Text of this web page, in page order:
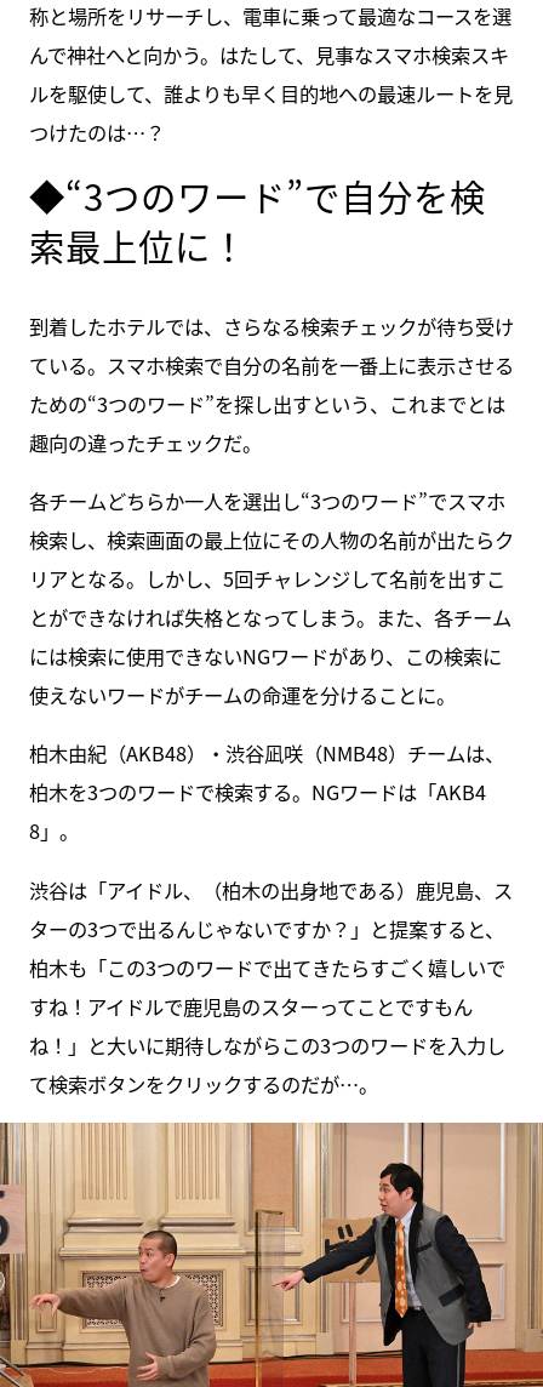
称と場所をリサーチし、電車に乗って最適なコースを選
んで神社へと向かう。はたして、見事なスマホ検索スキ
ルを駆使して、誰よりも早く目的地への最速ルートを見
つけたのは…？
◆“3つのワード”で自分を検
索最上位に！
到着したホテルでは、さらなる検索チェックが待ち受け
ている。スマホ検索で自分の名前を一番上に表示させる
ための“3つのワード”を探し出すという、これまでとは
趣向の違ったチェックだ。
各チームどちらか一人を選出し“3つのワード”でスマホ
検索し、検索画面の最上位にその人物の名前が出たらク
リアとなる。しかし、5回チャレンジして名前を出すこ
とができなければ失格となってしまう。また、各チーム
には検索に使用できないNGワードがあり、この検索に
使えないワードがチームの命運を分けることに。
柏木由紀（AKB48）・渋谷凪咲（NMB48）チームは、
柏木を3つのワードで検索する。NGワードは「AKB4
8」。
渋谷は「アイドル、（柏木の出身地である）鹿児島、ス
ターの3つで出るんじゃないですか？」と提案すると、
柏木も「この3つのワードで出てきたらすごく嬉しいで
すね！アイドルで鹿児島のスターってことですもん
ね！」と大いに期待しながらこの3つのワードを入力し
て検索ボタンをクリックするのだが…。